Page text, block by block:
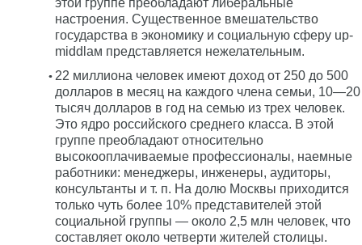
настроения. Существенное вмешательство
государства в экономику и социальную сферу up-
middlам представляется нежелательным.
22 миллиона человек имеют доход от 250 до 500
долларов в месяц на каждого члена семьи, 10—20
тысяч долларов в год на семью из трех человек.
Это ядро российского среднего класса. В этой
группе преобладают относительно
высокооплачиваемые профессионалы, наемные
работники: менеджеры, инженеры, аудиторы,
консультанты и т. п. На долю Москвы приходится
только чуть более 10% представителей этой
социальной группы — около 2,5 млн человек, что
составляет около четверти жителей столицы.